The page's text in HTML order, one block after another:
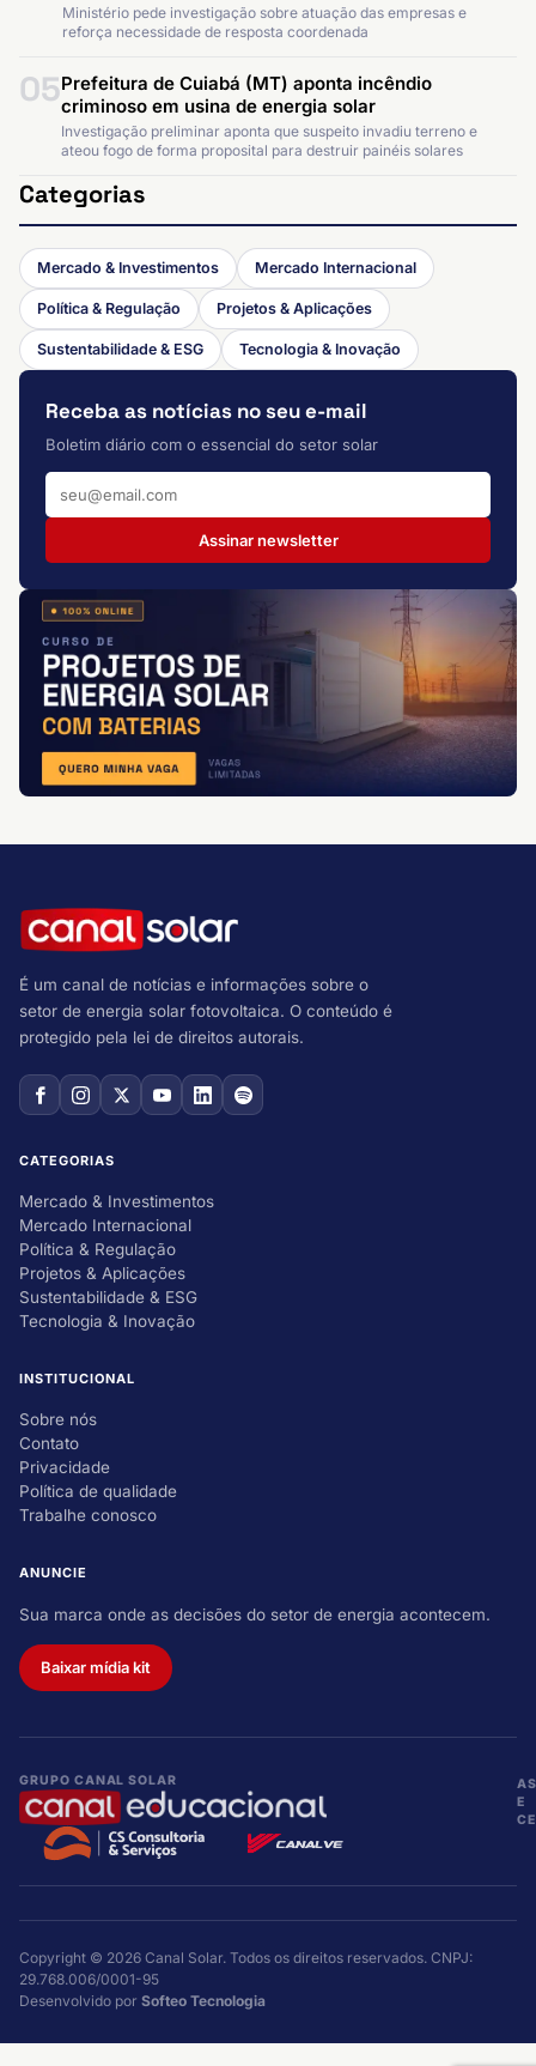
Ministério pede investigação sobre atuação das empresas e
reforça necessidade de resposta coordenada
05Prefeitura de Cuiabá (MT) aponta incêndio
criminoso em usina de energia solar
Investigação preliminar aponta que suspeito invadiu terreno e
ateou fogo de forma proposital para destruir painéis solares
Categorias
Mercado & Investimentos Mercado Internacional
Política & Regulação Projetos & Aplicações
Sustentabilidade & ESG Tecnologia & Inovação
Receba as notícias no seu e-mail
Boletim diário com o essencial do setor solar
Assinar newsletter
É um canal de notícias e informações sobre o
setor de energia solar fotovoltaica. O conteúdo é
protegido pela lei de direitos autorais.
CATEGORIAS
Mercado & Investimentos
Mercado Internacional
Política & Regulação
Projetos & Aplicações
Sustentabilidade & ESG
Tecnologia & Inovação
INSTITUCIONAL
Sobre nós
Contato
Privacidade
Política de qualidade
Trabalhe conosco
ANUNCIE
Sua marca onde as decisões do setor de energia acontecem.
Baixar mídia kit
GRUPO CANAL SOLAR
E
Copyright © 2026 Canal Solar. Todos os direitos reservados. CNPJ:
29.768.006/0001-95
Desenvolvido por Softeo Tecnologia